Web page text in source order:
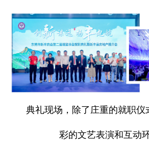
典礼现场，除了庄重的就职仪
彩的文艺表演和互动